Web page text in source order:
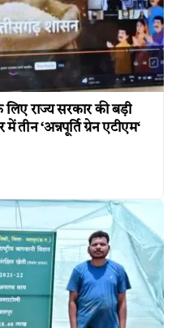
लिए राज्य सरकार की बड़ी
तीन ‘अन्नपूर्ति ग्रेन एटीएम‘